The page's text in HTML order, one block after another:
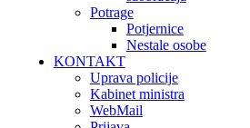
Potrage
Potjernice
Nestale osobe
KONTAKT
Uprava policije
Kabinet ministra
WebMail